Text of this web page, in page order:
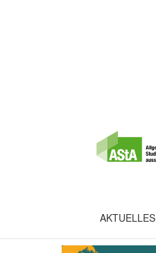
AKTUELLES